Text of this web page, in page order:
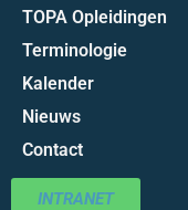
TOPA Opleidingen
Terminologie
Kalender
Nieuws
Contact
INTRANET